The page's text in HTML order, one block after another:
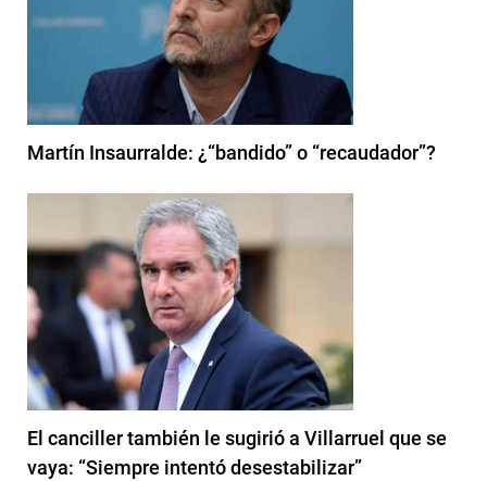
Martín Insaurralde: ¿“bandido” o “recaudador”?
El canciller también le sugirió a Villarruel que se
vaya: “Siempre intentó desestabilizar”